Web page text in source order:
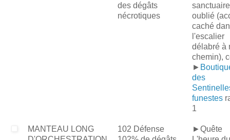
des dégâts
nécrotiques
sanctuaire
oublié
caché
l'escalier
délabré à
chemin),
►
des
funestes
1
MANTEAU LONG
102 Défense
►Quête